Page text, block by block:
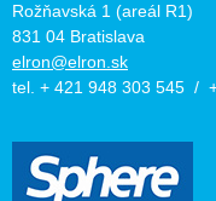
Rožňavská 1 (areál R1)
831 04 Bratislava
elron@elron.sk
tel. + 421 948 303 545 /